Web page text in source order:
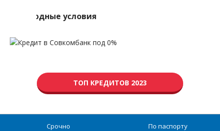
Выгодные условия
ТОП КРЕДИТОВ 2023
Срочно
По паспорту